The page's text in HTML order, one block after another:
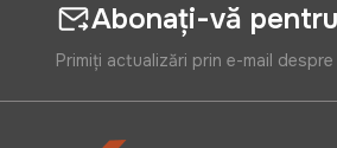
Abonați-vă
Primiți actualizări prin e-mail